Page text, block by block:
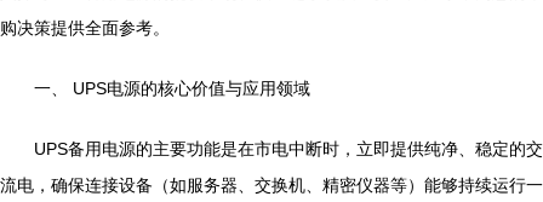
购决策提供全面参考。
一、 UPS电源的核心价值与应用领域
UPS备用电源的主要功能是在市电中断时，立即提供纯净、稳定的交
流电，确保连接设备（如服务器、交换机、精密仪器等）能够持续运行一